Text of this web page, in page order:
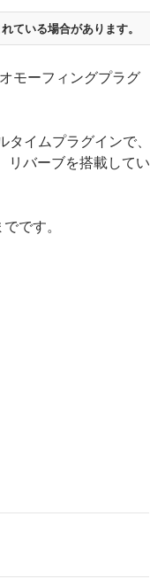
ている場合があります。
モーフィングプラグ
イムプラグインで、
リバーブを搭載してい
です。